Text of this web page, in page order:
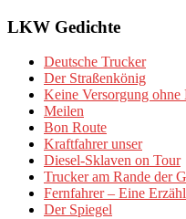
LKW Gedichte
Deutsche Trucker
Der Straßenkönig
Keine Versorgung
Meilen
Bon Route
Kraftfahrer unser
Diesel-Sklaven on Tour
Trucker am Rande der
Fernfahrer – Eine
Der Spiegel